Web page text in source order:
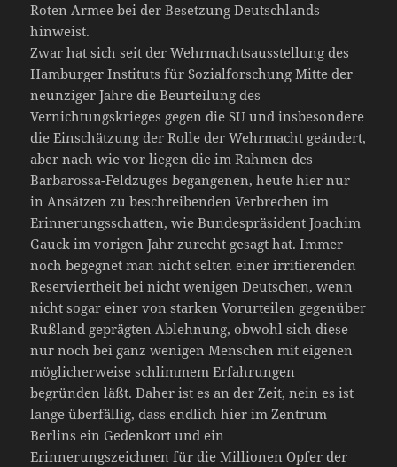
Roten Armee bei der Besetzung Deutschlands
hinweist.
Zwar hat sich seit der Wehrmachtsausstellung des
Hamburger Instituts für Sozialforschung Mitte der
neunziger Jahre die Beurteilung des
Vernichtungskrieges gegen die SU und insbesondere
die Einschätzung der Rolle der Wehrmacht geändert,
aber nach wie vor liegen die im Rahmen des
Barbarossa-Feldzuges begangenen, heute hier nur
in Ansätzen zu beschreibenden Verbrechen im
Erinnerungsschatten, wie Bundespräsident Joachim
Gauck im vorigen Jahr zurecht gesagt hat. Immer
noch begegnet man nicht selten einer irritierenden
Reserviertheit bei nicht wenigen Deutschen, wenn
nicht sogar einer von starken Vorurteilen gegenüber
Rußland geprägten Ablehnung, obwohl sich diese
nur noch bei ganz wenigen Menschen mit eigenen
möglicherweise schlimmem Erfahrungen
begründen läßt. Daher ist es an der Zeit, nein es ist
lange überfällig, dass endlich hier im Zentrum
Berlins ein Gedenkort und ein
Erinnerungszeichnen für die Millionen Opfer der